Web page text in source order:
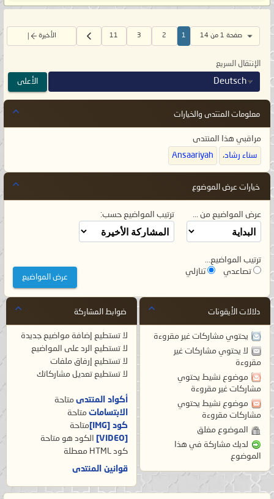
صفحة 1 من 14 1
2
3
11 الأخيرة
الإنتقال السريع
Deutsch الأعلى
معلومات المنتدى والخيارات
مراقبي هذا المنتدى
سناء رشاد، Ansaariyah
خيارات عرض الموضوع
عرض المواضيع من ... ترتيب المواضيع حسب:
ترتيب المواضيع...
تصاعدي
تنازلي
دلالات الأيقونات
يحتوي مشاركات غير مقروءة
لا يحتوي مشاركات غير
مقروءة
موضوع نشيط يحتوي
مشاركات غير مقروءة
موضوع نشيط يحتوي
مشاركات مقروءة
الموضوع مغلق
لديك مشاركة في هذا
الموضوع
ضوابط المشاركة
لا تستطيع إضافة مواضيع جديدة
لا تستطيع الرد على المواضيع
لا تستطيع إرفاق ملفات
لا تستطيع تعديل مشاركاتك
أكواد المنتدى متاحة
الابتسامات متاحة
كود [IMG]
متاحة
[VIDEO]
الكود هو متاحة
كود HTML
معطلة
قوانين المنتدى